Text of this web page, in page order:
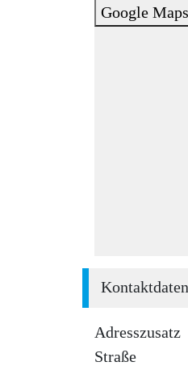
Google
Kontaktdaten
Adresszusatz
Straße